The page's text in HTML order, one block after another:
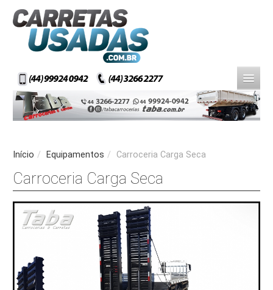
Início / Equipamentos / Carroceria Carga Seca
Carroceria Carga Seca